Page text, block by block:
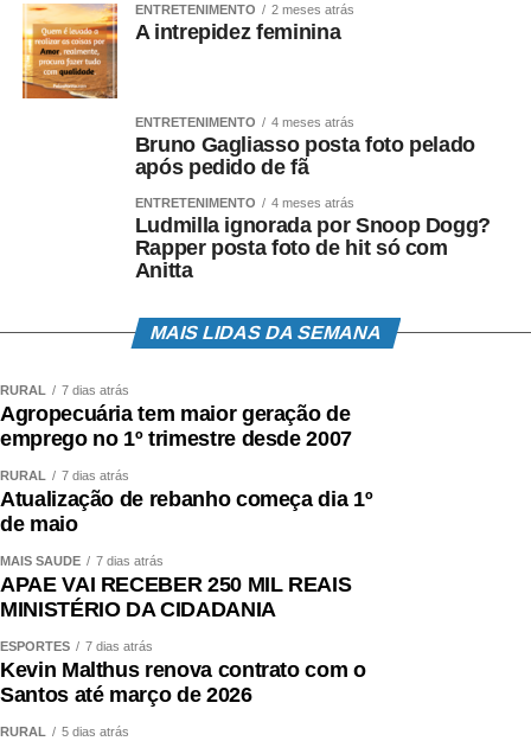
ENTRETENIMENTO 2 meses atrás
A intrepidez feminina
ENTRETENIMENTO 4 meses atrás
Bruno Gagliasso posta foto pelado
após pedido de fã
ENTRETENIMENTO 4 meses atrás
Ludmilla ignorada por Snoop Dogg?
Rapper posta foto de hit só com
Anitta
MAIS LIDAS DA SEMANA
RURAL 7 dias atrás
Agropecuária tem maior geração de
emprego no 1º trimestre desde 2007
RURAL 7 dias atrás
Atualização de rebanho começa dia 1º
de maio
MAIS SAÚDE 7 dias atrás
APAE VAI RECEBER 250 MIL REAIS
MINISTÉRIO DA CIDADANIA
ESPORTES 7 dias atrás
Kevin Malthus renova contrato com o
Santos até março de 2026
RURAL 5 dias atrás